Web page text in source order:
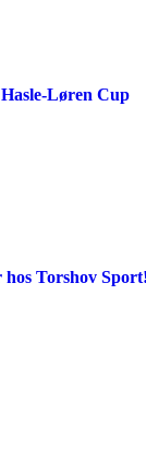
Løren Cup
hos Torshov